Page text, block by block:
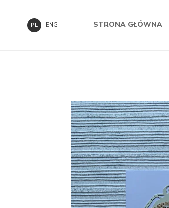
PL ENG STRONA GŁÓWNA